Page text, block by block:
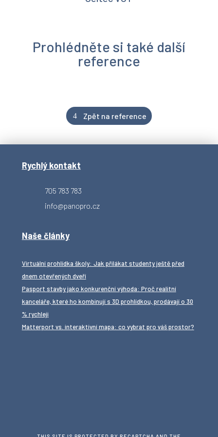
Prohlédněte si také další
reference
Zpět na reference
Rychlý kontakt
705 783 783
info@panopro.cz
Naše články
Virtuální prohlídka školy: Jak přilákat studenty ještě před
dnem otevřených dveří
Pasport stavby jako konkurenční výhoda: Proč realitní
kanceláře, které ho kombinují s 3D prohlídkou, prodávají o 30
% rychleji
Matterport vs. interaktivní mapa: co vybrat pro váš prostor?